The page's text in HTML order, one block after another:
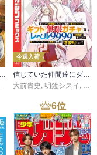
,転
今週入荷
大前貴史 明鏡シスイ
6位